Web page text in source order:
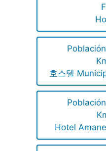
호스텔
Hotel